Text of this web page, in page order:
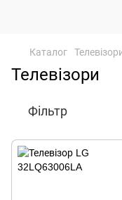
Каталог
Телевізори
Фільтр